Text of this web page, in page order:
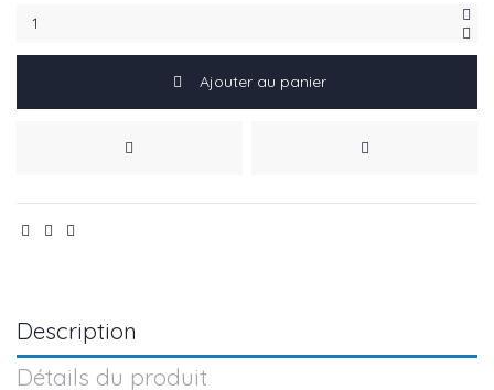
Ajouter au panier
Description
Détails du produit